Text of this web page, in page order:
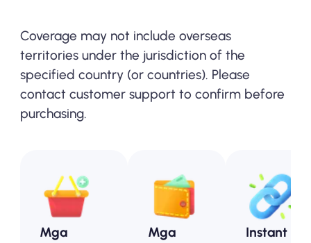
Coverage may not include overseas
territories under the jurisdiction of the
specified country (or countries). Please
contact customer support to confirm before
purchasing.
Mga Mga Instant